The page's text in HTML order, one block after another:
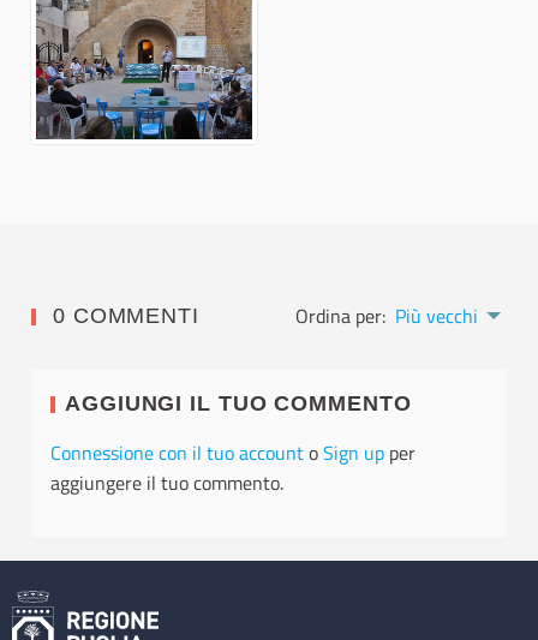
0 COMMENTI Ordina per: Più vecchi
AGGIUNGI IL TUO COMMENTO
Connessione con il tuo accountoSign up per
aggiungere il tuo commento.